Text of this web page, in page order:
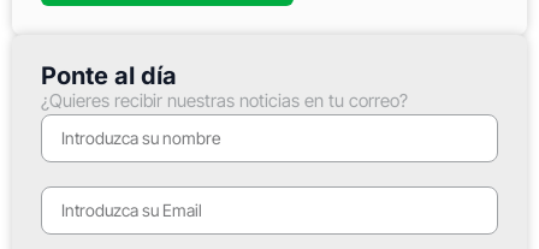
Ponte al día
¿Quieres recibir nuestras noticias en tu correo?